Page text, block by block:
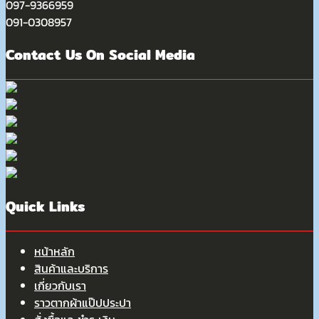
097-9366959
091-0308957
Contact Us On Social Media
Quick Links
หน้าหลัก
สินค้าและบริการ
เกี่ยวกับเรา
ราวตากผ้าแป๊ปประปา